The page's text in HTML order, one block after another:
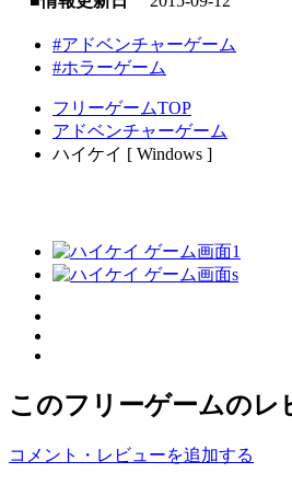
#アドベンチャーゲーム
#ホラーゲーム
フリーゲームTOP
アドベンチャーゲーム
ハイケイ [ Windows ]
このフリーゲームのレ
コメント・レビューを追加する